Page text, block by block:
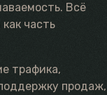
Всё
часть
трафика,
продаж,